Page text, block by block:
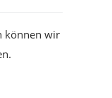
können wir